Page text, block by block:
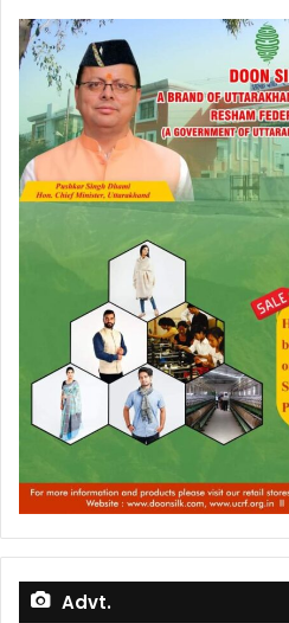
Advt.